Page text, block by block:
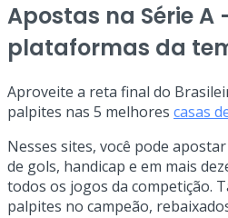
Apostas na Série A
plataformas da
Aproveite a reta final do
palpites nas 5 melhores casas
Nesses sites, você pode
de gols, handicap e em mais
todos os jogos da competição.
palpites no campeão,